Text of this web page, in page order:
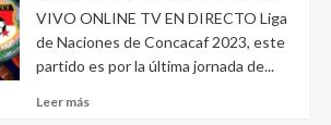
VIVO ONLINE TV EN DIRECTO Liga
de Naciones de Concacaf 2023, este
partido es por la última jornada de...
Leer másLeer